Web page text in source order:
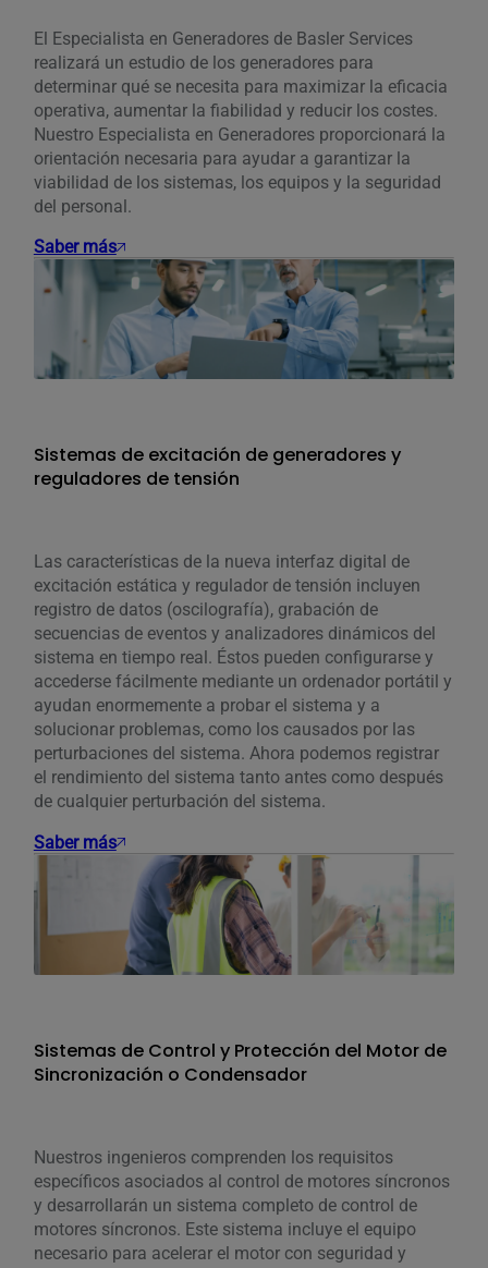
El Especialista en Generadores de Basler Services
realizará un estudio de los generadores para
determinar qué se necesita para maximizar la eficacia
operativa, aumentar la fiabilidad y reducir los costes.
Nuestro Especialista en Generadores proporcionará la
orientación necesaria para ayudar a garantizar la
viabilidad de los sistemas, los equipos y la seguridad
del personal.
Saber más
Sistemas de excitación de generadores y
reguladores de tensión
Las características de la nueva interfaz digital de
excitación estática y regulador de tensión incluyen
registro de datos (oscilografía), grabación de
secuencias de eventos y analizadores dinámicos del
sistema en tiempo real. Éstos pueden configurarse y
accederse fácilmente mediante un ordenador portátil y
ayudan enormemente a probar el sistema y a
solucionar problemas, como los causados por las
perturbaciones del sistema. Ahora podemos registrar
el rendimiento del sistema tanto antes como después
de cualquier perturbación del sistema.
Saber más
Sistemas de Control y Protección del Motor de
Sincronización o Condensador
Nuestros ingenieros comprenden los requisitos
específicos asociados al control de motores síncronos
y desarrollarán un sistema completo de control de
motores síncronos. Este sistema incluye el equipo
necesario para acelerar el motor con seguridad y